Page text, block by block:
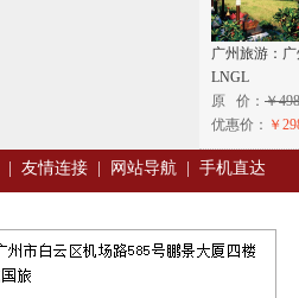
广州旅游：
LNGL
原 价： ￥498
优惠价： ￥
友情连接 网站导航 手机直达